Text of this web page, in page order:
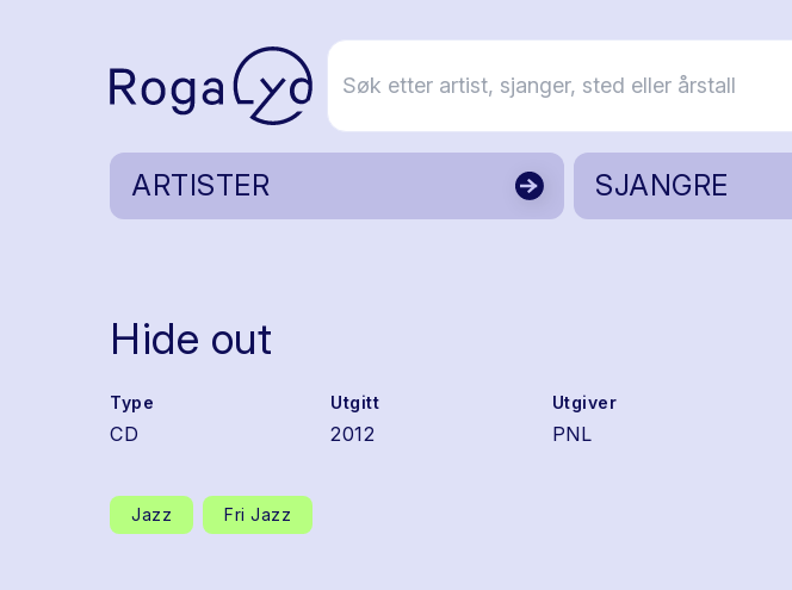
ARTISTER SJANGRE
Hide out
Type
CD
Utgitt
2012
Utgiver
PNL
Jazz Fri Jazz